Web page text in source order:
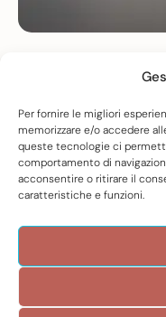
Per fornire le migliori
memorizzare e/o accedere
queste tecnologie ci
comportamento di
acconsentire o ritirare il
caratteristiche e funzioni.
Firenze, si
all’ospedale di
social. Ora
olistico”: “ho
divulgatore”